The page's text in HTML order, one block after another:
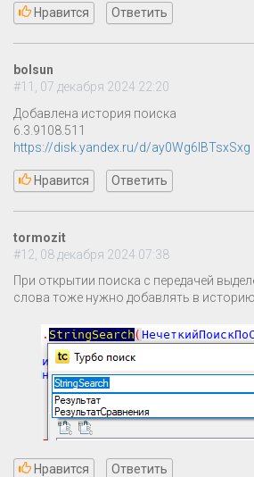
Нравится Ответить
bolsun
#11, 07 декабря 2024 22:20
Добавлена история поиска
6.3.9108.511
https://disk.yandex.ru/d/ay0Wg6IBTsxSxg
Нравится Ответить
tormozit
#12, 08 декабря 2024 07:38
При открытии поиска с передачей
слова тоже нужно добавлять в историю
Нравится Ответить